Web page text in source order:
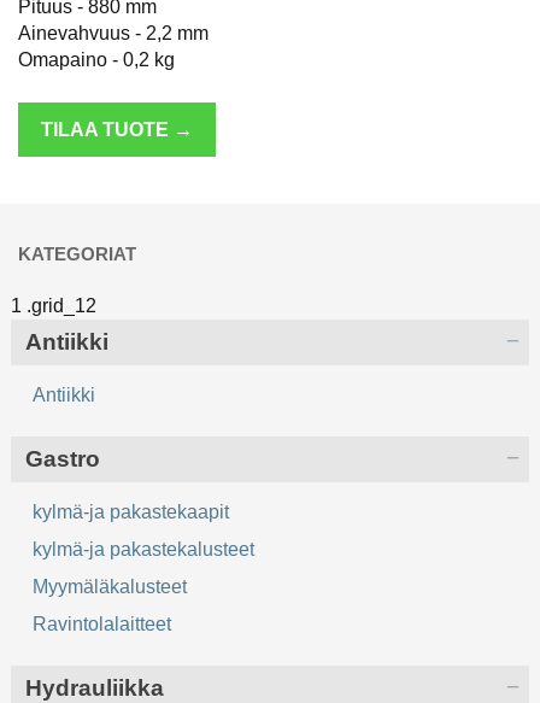
Pituus - 880 mm
Ainevahvuus - 2,2 mm
Omapaino - 0,2 kg
TILAA TUOTE →
KATEGORIAT
Antiikki
Antiikki
Gastro
kylmä-ja pakastekaapit
kylmä-ja pakastekalusteet
Myymäläkalusteet
Ravintolalaitteet
Hydrauliikka